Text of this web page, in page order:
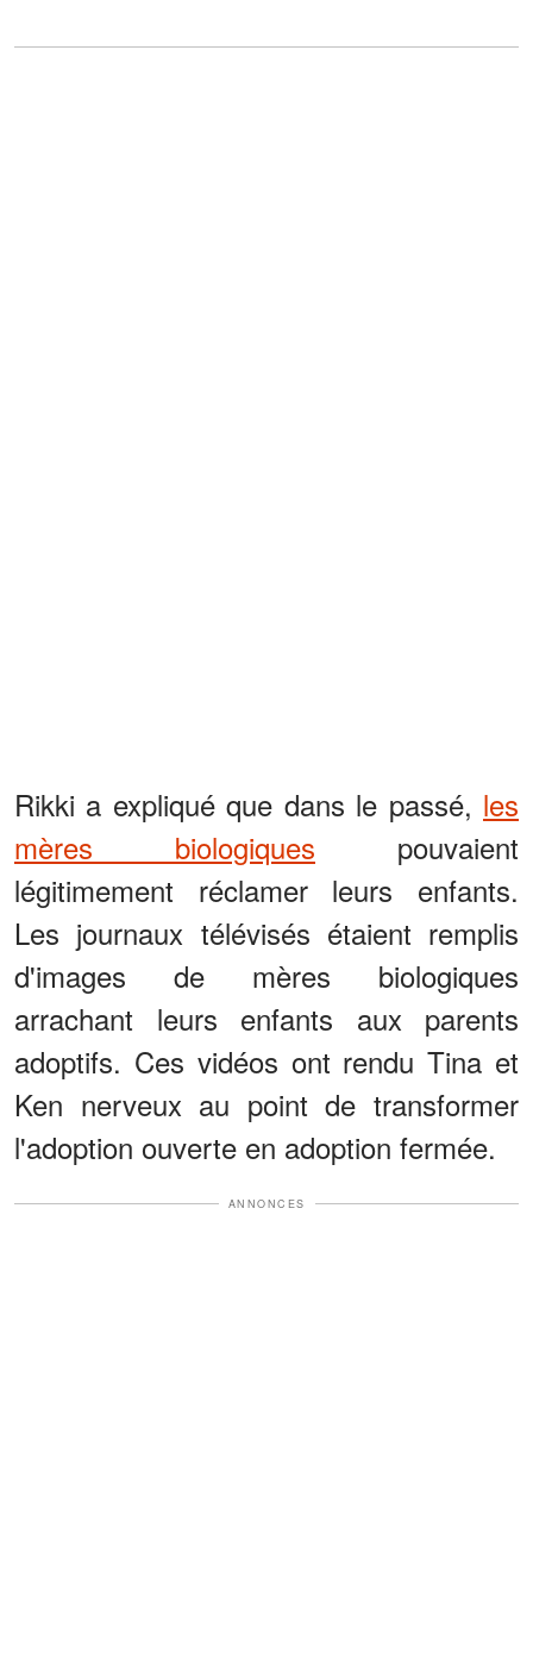
Rikki a expliqué que dans le passé, les
mères biologiques pouvaient
légitimement réclamer leurs enfants.
Les journaux télévisés étaient remplis
d'images de mères biologiques
arrachant leurs enfants aux parents
adoptifs. Ces vidéos ont rendu Tina et
Ken nerveux au point de transformer
l'adoption ouverte en adoption fermée.
ANNONCES